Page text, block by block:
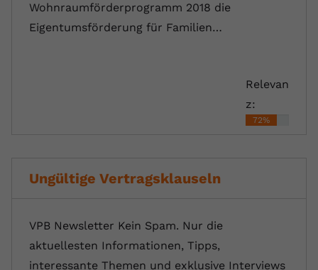
Wohnraumförderprogramm 2018 die
Eigentumsförderung für Familien…
Relevan
z:
72%
Ungültige Vertragsklauseln
VPB Newsletter Kein Spam. Nur die
aktuellesten Informationen, Tipps,
interessante Themen und exklusive Interviews